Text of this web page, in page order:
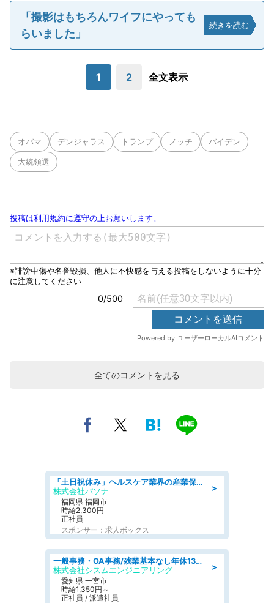
「撮影はもちろんワイフにやっても
らいました」
続きを読む
1 2 全文表示
オバマ デンジャラス トランプ ノッチ バイデン
大統領選
全てのコメントを見る
＞
「土日祝休み」ヘルスケア業界の産業保健師/高時給/未経験OK/要資格:保健師、正看護師
株式会社パソナ
福岡県 福岡市
時給2,300円
正社員
スポンサー：求人ボックス
＞
一般事務・OA事務/残業基本なし年休130日社保完備の一般・調達事務
株式会社シスムエンジニアリング
愛知県 一宮市
時給1,350円～
正社員 / 派遣社員